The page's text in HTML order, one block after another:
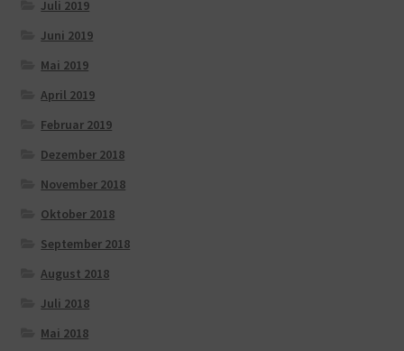
Juli 2019
Juni 2019
Mai 2019
April 2019
Februar 2019
Dezember 2018
November 2018
Oktober 2018
September 2018
August 2018
Juli 2018
Mai 2018